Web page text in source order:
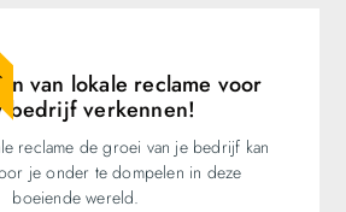
van lokale reclame voor
bedrijf verkennen!
reclame de groei van je bedrijf kan
je onder te dompelen in deze
boeiende wereld.